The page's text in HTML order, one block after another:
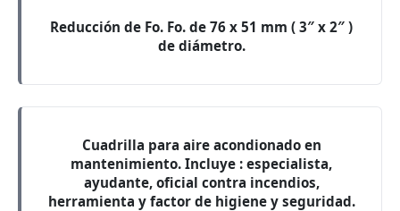
Reducción de Fo. Fo. de 76 x 51 mm ( 3″ x 2″ )
de diámetro.
Cuadrilla para aire acondionado en
mantenimiento. Incluye : especialista,
ayudante, oficial contra incendios,
herramienta y factor de higiene y seguridad.